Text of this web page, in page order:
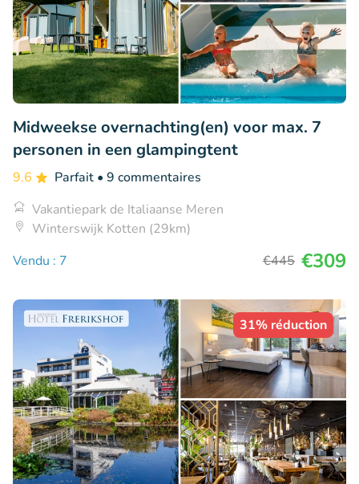
Midweekse overnachting(en) voor max. 7
personen in een glampingtent
9.6 Parfait • 9 commentaires
Vakantiepark de Italiaanse Meren
Winterswijk Kotten (29km)
Vendu : 7
€445 €309
31% réduction